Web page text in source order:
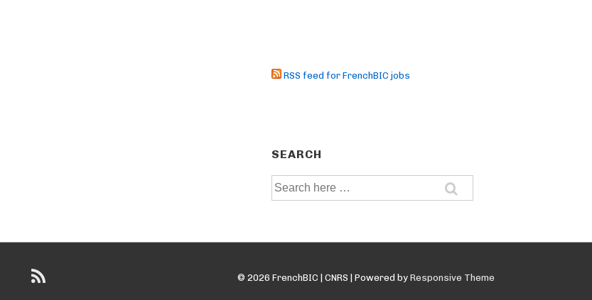
RSS feed for FrenchBIC jobs
SEARCH
Search
© 2026 FrenchBIC | CNRS | Powered by Responsive Theme